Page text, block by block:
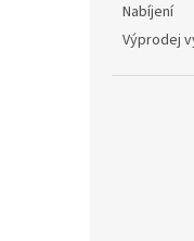
Nabíjení
Výprodej